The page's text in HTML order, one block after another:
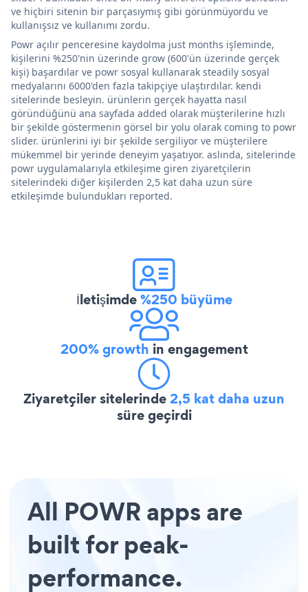
ve hiçbiri sitenin bir parçasıymış gibi görünmüyordu ve
kullanışsız ve kullanımı zordu.
Powr açılır penceresine kaydolma just months işleminde,
kişilerini %250'nin üzerinde grow (600'ün üzerinde gerçek
kişi) başardılar ve powr sosyal kullanarak steadily sosyal
medyalarını 6000'den fazla takipçiye ulaştırdılar. kendi
sitelerinde besleyin. ürünlerin gerçek hayatta nasıl
göründüğünü ana sayfada added olarak müşterilerine hızlı
bir şekilde göstermenin görsel bir yolu olarak coming to powr
slider. ürünlerini iyi bir şekilde sergiliyor ve müşterilere
mükemmel bir yerinde deneyim yaşatıyor. aslında, sitelerinde
powr uygulamalarıyla etkileşime giren ziyaretçilerin
sitelerindeki diğer kişilerden 2,5 kat daha uzun süre
etkileşimde bulundukları reported.
İletişimde%250 büyüme
200% growth in engagement
Ziyaretçiler sitelerinde2,5 kat daha uzun
süre geçirdi
All POWR apps are
built for peak-
performance.